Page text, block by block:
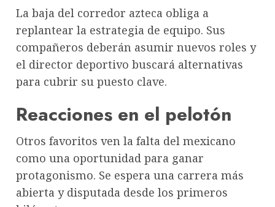
La baja del corredor azteca obliga a
replantear la estrategia de equipo. Sus
compañeros deberán asumir nuevos roles y
el director deportivo buscará alternativas
para cubrir su puesto clave.
Reacciones en el pelotón
Otros favoritos ven la falta del mexicano
como una oportunidad para ganar
protagonismo. Se espera una carrera más
abierta y disputada desde los primeros